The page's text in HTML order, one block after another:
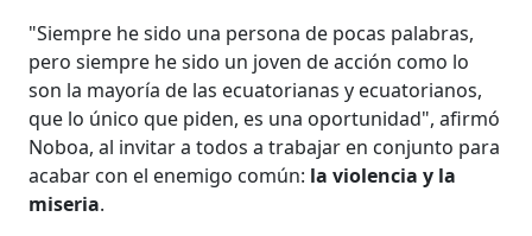
"Siempre he sido una persona de pocas palabras,
pero siempre he sido un joven de acción como lo
son la mayoría de las ecuatorianas y ecuatorianos,
que lo único que piden, es una oportunidad", afirmó
Noboa, al invitar a todos a trabajar en conjunto para
acabar con el enemigo común: la violencia y la
miseria.